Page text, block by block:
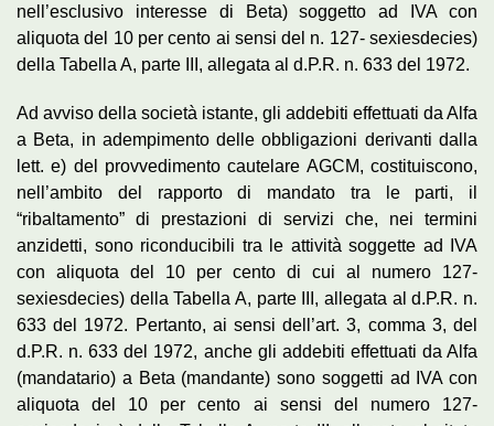
nell’esclusivo interesse di Beta) soggetto ad IVA con
aliquota del 10 per cento ai sensi del n. 127- sexiesdecies)
della Tabella A, parte III, allegata al d.P.R. n. 633 del 1972.
Ad avviso della società istante, gli addebiti effettuati da Alfa
a Beta, in adempimento delle obbligazioni derivanti dalla
lett. e) del provvedimento cautelare AGCM, costituiscono,
nell’ambito del rapporto di mandato tra le parti, il
“ribaltamento” di prestazioni di servizi che, nei termini
anzidetti, sono riconducibili tra le attività soggette ad IVA
con aliquota del 10 per cento di cui al numero 127-
sexiesdecies) della Tabella A, parte III, allegata al d.P.R. n.
633 del 1972. Pertanto, ai sensi dell’art. 3, comma 3, del
d.P.R. n. 633 del 1972, anche gli addebiti effettuati da Alfa
(mandatario) a Beta (mandante) sono soggetti ad IVA con
aliquota del 10 per cento ai sensi del numero 127-